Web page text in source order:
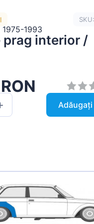
1975-1993
prag interior /